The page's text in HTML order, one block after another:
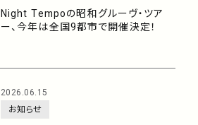
Night Tempoの昭和グルーヴ・ツア
ー、今年は全国9都市で開催決定！
2026.06.15
お知らせ